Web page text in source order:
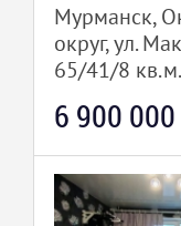
Мурманск,
округ, ул.
65/41/8
6 900